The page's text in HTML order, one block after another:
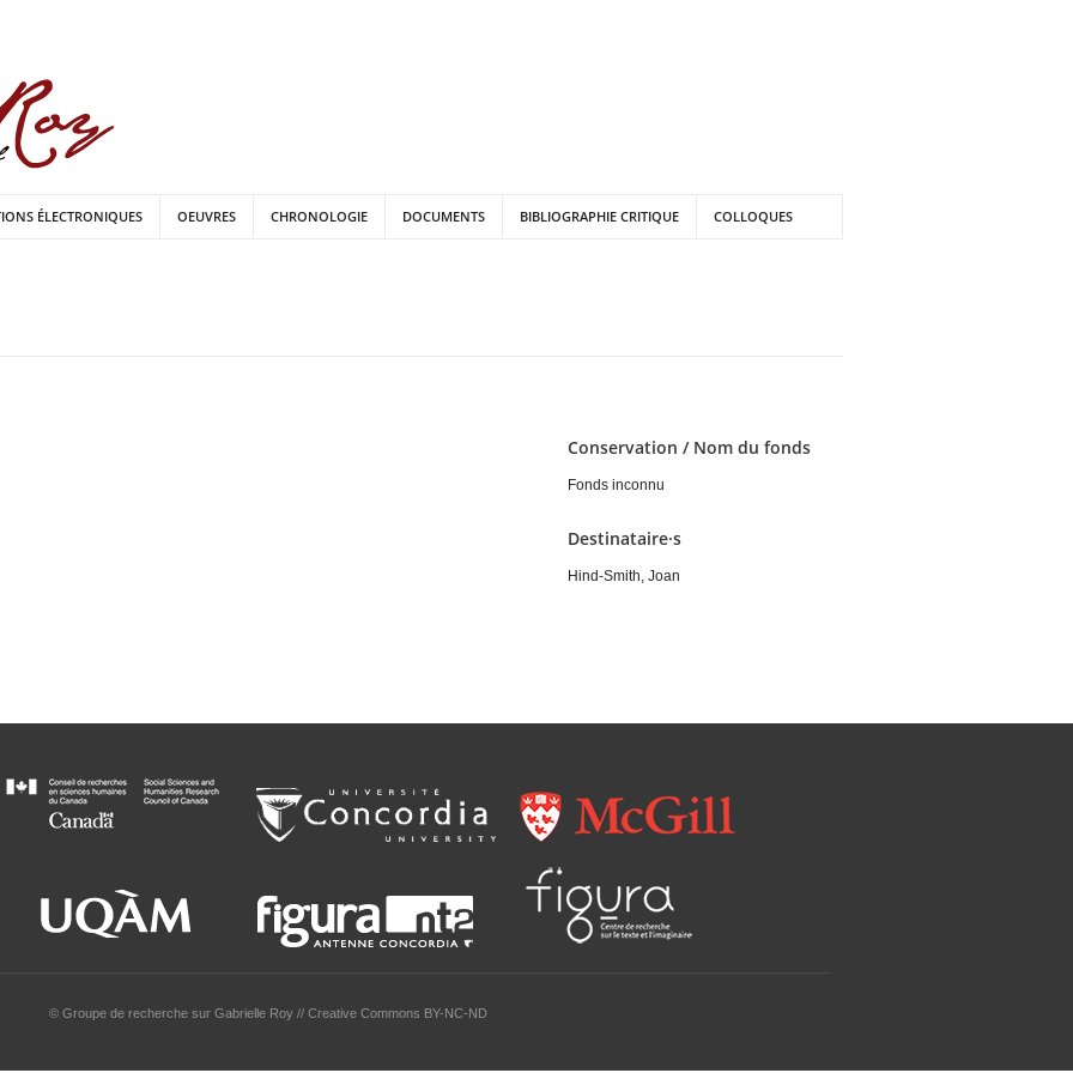
ÉLECTRONIQUES OEUVRES CHRONOLOGIE DOCUMENTS BIBLIOGRAPHIE CRITIQUE COLLOQUES
Conservation / Nom du fonds
Fonds inconnu
Destinataire·s
Hind-Smith, Joan
© Groupe de recherche sur Gabrielle Roy // Creative Commons BY-NC-ND